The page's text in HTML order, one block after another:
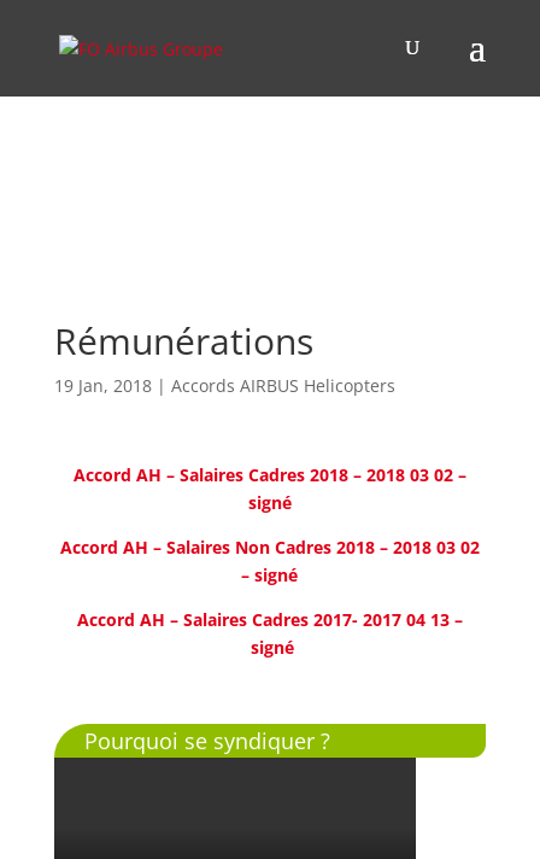
Rémunérations
19 Jan, 2018| Accords AIRBUS Helicopters
Accord AH – Salaires Cadres 2018 – 2018 03 02 –
signé
Accord AH – Salaires Non Cadres 2018 – 2018 03 02
– signé
Accord AH – Salaires Cadres 2017- 2017 04 13 –
signé
Pourquoi se syndiquer ?